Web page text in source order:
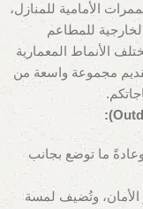
الأمامية للمنازل،
للمطاعم
الأنماط المعمارية
مجموعة واسعة من
ما توضع بجانب
الأمان، وتُضيف لمسة